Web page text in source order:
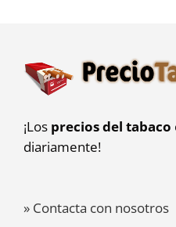
¡Los precios del tabaco
diariamente!
» Contacta con nosotros